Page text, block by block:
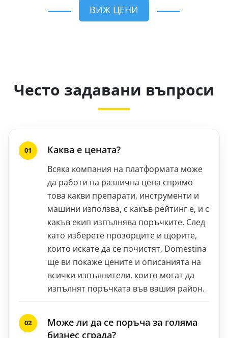
ВИЖ ЦЕНИ
Често задавани въпроси
Каква е цената?
Всяка компания на платформата може
да работи на различна цена спрямо
това какви препарати, инструменти и
машини използва, с какъв рейтинг е, и с
какъв екип изпълнява поръчките. След
като изберете прозорците и щорите,
които искате да се почистят, Domestina
ще ви покаже цените и описанията на
всички изпълнители, които могат да
изпълнят поръчката във вашия район.
Може ли да се поръча за голяма
бизнес сграда?